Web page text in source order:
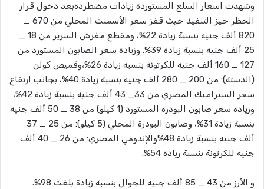
وشهدت اسعار السلع المستوردة زيادات مضطردةبعد دخول قرار
الحظر حيز التنفيذ حيث قفز سعر الأسمنت المحلي من 670 _
820 ألف جنيه بنسبة زيادة 22%، ومقطع مفرش السرير من 18 _
25 ألف جنيه بنسبة زيادة 39%. وزيادة سعر الصابون المستورد من
127 _ 160 ألف جنيه للكرتونة بنسبة زيادة 26%،وقميص كولن
(الدستة): من 200 _ 280 ألف جنيه بنسبة زيادة 40%، بجانب ارتفاع
سعر السيراميك المصري من 33_ 43 ألف جنيه بنسبة زيادة 42%،
وزيادة سعر صابون البودرة المستورد (1 كيلو) من 38 _ 50 ألف جنيه
بنسبة زيادة 31%، وصابون البودرة المحلي (5 كيلو): من 25 _ 37
ألف جنيه بنسبة زيادة 48%والإندومي المصري: من 26 _ 40 ألف
جنيه للكرتونة بنسبة زيادة 54%.
و الأرز من 43 _ 85 ألف جنيه للجوال بنسبة زيادة بلغت 98%.